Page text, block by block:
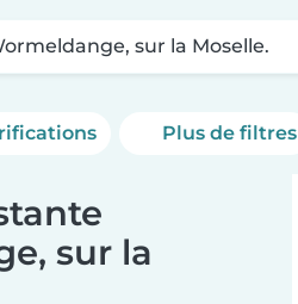
sur la Moselle.
Plus de filtres
sur la